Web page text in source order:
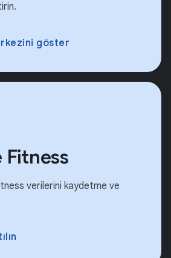
göster
Fitness
verilerini kaydetme ve